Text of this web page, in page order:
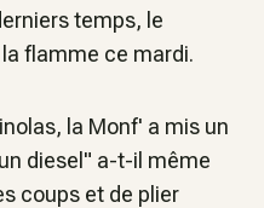
temps, le
flamme ce mardi.
la Monf' a mis un
diesel" a-t-il même
coups et de plier